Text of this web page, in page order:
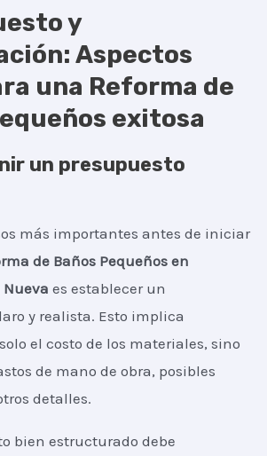
y
Aspectos
una Reforma de
exitosa
un presupuesto
más importantes antes de iniciar
de Baños Pequeños en
Nuevaes establecer un
y realista. Esto implica
el costo de los materiales, sino
de mano de obra, posibles
detalles.
bien estructurado debe